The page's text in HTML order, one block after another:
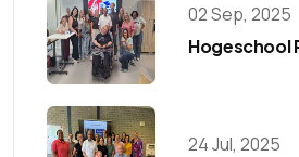
02 Sep, 2025
Hogeschool
24 Jul, 2025